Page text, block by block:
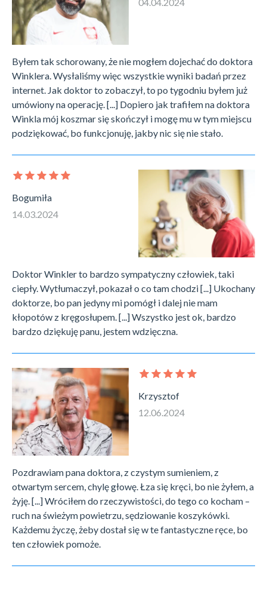
Byłem tak schorowany, że nie mogłem dojechać do doktora
Winklera. Wysłaliśmy więc wszystkie wyniki badań przez
internet. Jak doktor to zobaczył, to po tygodniu byłem już
umówiony na operację. [...] Dopiero jak trafiłem na doktora
Winkla mój koszmar się skończył i mogę mu w tym miejscu
podziękować, bo funkcjonuję, jakby nic się nie stało.
Bogumiła
14.03.2024
Doktor Winkler to bardzo sympatyczny człowiek, taki
ciepły. Wytłumaczył, pokazał o co tam chodzi [...] Ukochany
doktorze, bo pan jedyny mi pomógł i dalej nie mam
kłopotów z kręgosłupem. [...] Wszystko jest ok, bardzo
bardzo dziękuję panu, jestem wdzięczna.
Krzysztof
12.06.2024
Pozdrawiam pana doktora, z czystym sumieniem, z
otwartym sercem, chylę głowę. Łza się kręci, bo nie żyłem, a
żyję. [...] Wróciłem do rzeczywistości, do tego co kocham –
ruch na świeżym powietrzu, sędziowanie koszykówki.
Każdemu życzę, żeby dostał się w te fantastyczne ręce, bo
ten człowiek pomoże.